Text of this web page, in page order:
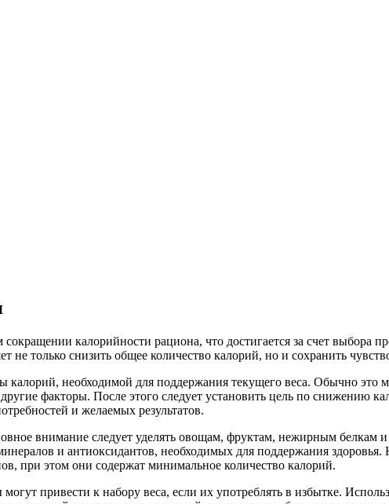
калорийности рациона, что достигается за счет выбора
только снизить общее количество калорий, но и сохранить
необходимой для поддержания текущего веса. Обычно
факторы. После этого следует установить цель по снижению
и желаемых результатов.
внимание следует уделять овощам, фруктам, нежирным белкам
и антиоксидантов, необходимых для поддержания
при этом они содержат минимальное количество калорий.
привести к набору веса, если их употреблять в избытке.